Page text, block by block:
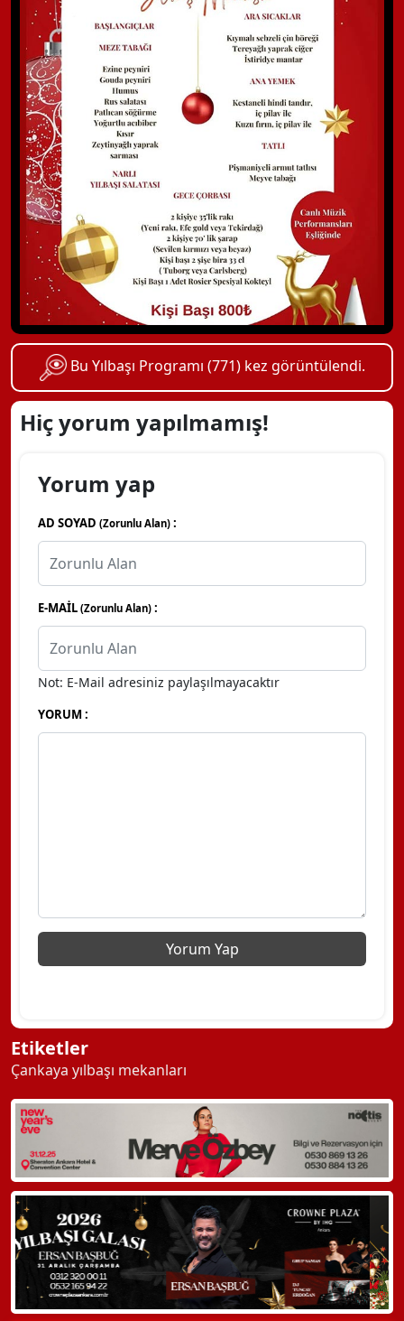
Bu Yılbaşı Programı (771) kez görüntülendi.
Hiç yorum yapılmamış!
Yorum yap
AD SOYAD (Zorunlu Alan) :
E-MAİL (Zorunlu Alan) :
Not: E-Mail adresiniz paylaşılmayacaktır
YORUM :
Etiketler
Çankaya yılbaşı mekanları